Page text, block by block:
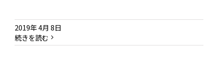
2019年 4月 8日
続きを読む